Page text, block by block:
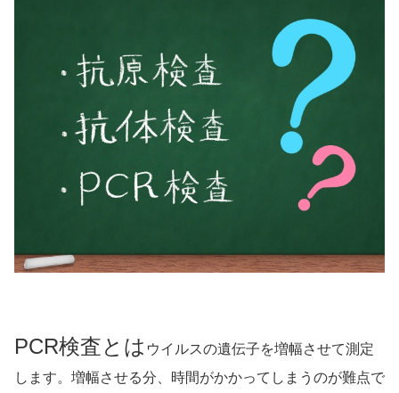
PCR検査とは ウイルスの遺伝子を増幅させて測定
します。増幅させる分、時間がかかってしまうのが難点で